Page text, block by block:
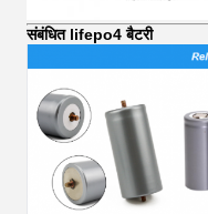
संबंधित lifepo4 बैटरी